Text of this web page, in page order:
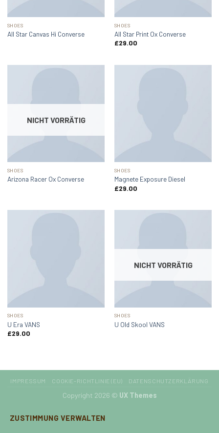
SHOES
All Star Canvas Hi Converse
SHOES
All Star Print Ox Converse
£29.00
NICHT VORRÄTIG
SHOES
Arizona Racer Ox Converse
SHOES
Magnete Exposure Diesel
£29.00
SHOES
U Era VANS
£29.00
NICHT VORRÄTIG
SHOES
U Old Skool VANS
IMPRESSUM COOKIE-RICHTLINIE (EU) DATENSCHUTZERKLÄRUNG
Copyright 2026 © UX Themes
ZUSTIMMUNG VERWALTEN